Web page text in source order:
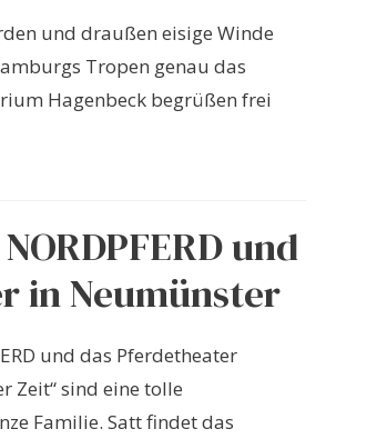
und draußen eisige Winde
Tropen genau das
Hagenbeck begrüßen frei
und
in Neumünster
und das Pferdetheater
Zeit“ sind eine tolle
Familie. Satt findet das